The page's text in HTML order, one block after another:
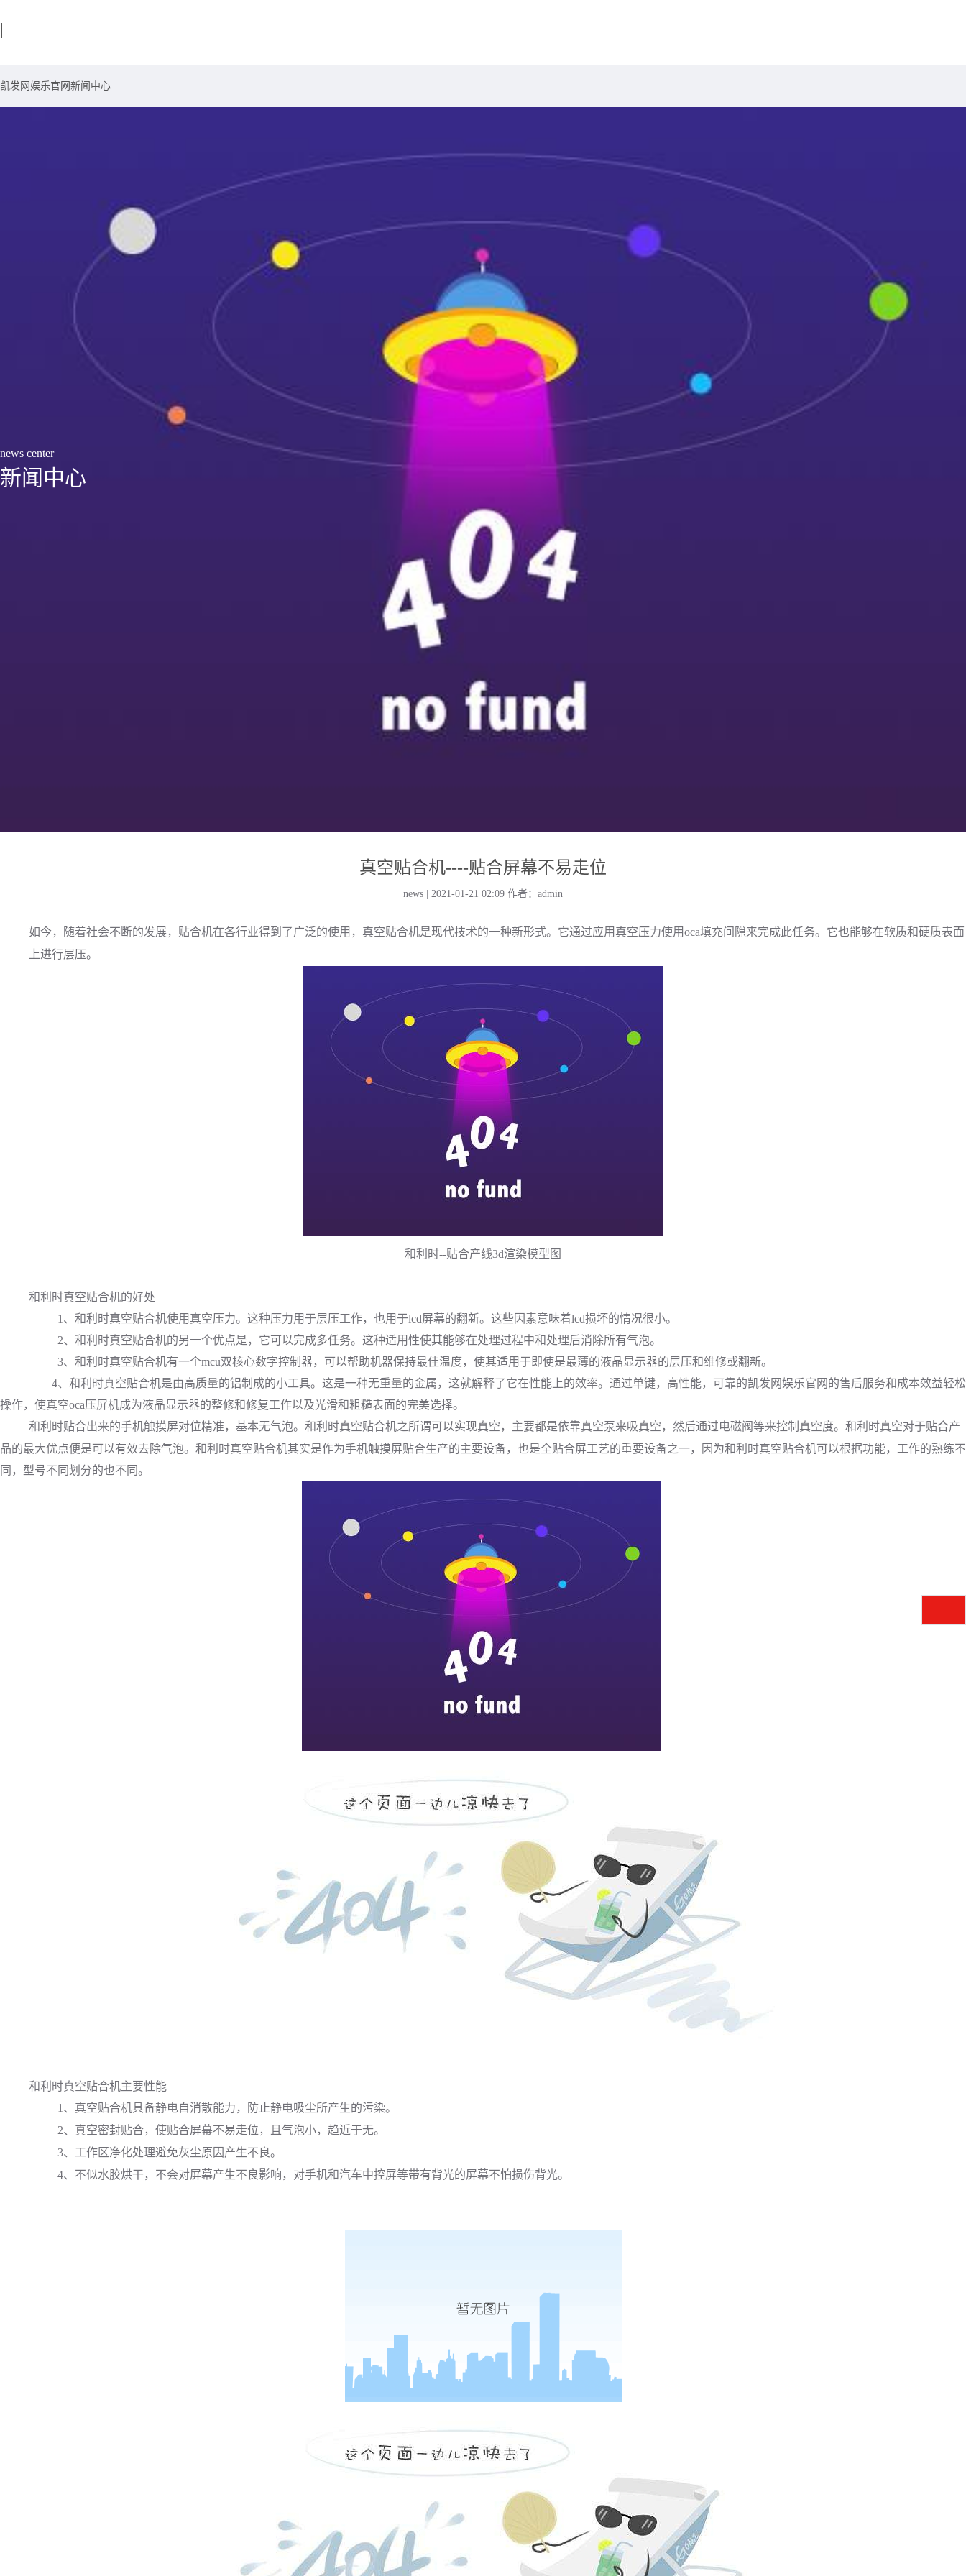
|
凯发网娱乐官网 新闻中心
news center
新闻中心
真空贴合机----贴合屏幕不易走位
news | 2021-01-21 02:09 作者：admin
如今，随着社会不断的发展，贴合机在各行业得到了广泛的使用，真空贴合机是现代技术的一种新形式。它通过应用真空压力使用oca填充间隙来完成此任务。它也能够在软质和硬质表面
上进行层压。
和利时--贴合产线3d渲染模型图
和利时真空贴合机的好处
1、 和利时真空贴合机使用真空压力。这种压力用于层压工作，也用于lcd屏幕的翻新。这些因素意味着lcd损坏的情况很小。
2、 和利时真空贴合机的另一个优点是，它可以完成多任务。这种适用性使其能够在处理过程中和处理后消除所有气泡。
3、 和利时真空贴合机有一个mcu双核心数字控制器，可以帮助机器保持最佳温度，使其适用于即使是最薄的液晶显示器的层压和维修或翻新。
4、 和利时真空贴合机是由高质量的铝制成的小工具。这是一种无重量的金属，这就解释了它在性能上的效率。通过单键，高性能，可靠的凯发网娱乐官网的售后服务和成本效益轻松
操作，使真空oca压屏机成为液晶显示器的整修和修复工作以及光滑和粗糙表面的完美选择。
和利时贴合出来的手机触摸屏对位精准，基本无气泡。 和利时真空贴合机之所谓可以实现真空，主要都是依靠真空泵来吸真空，然后通过电磁阀等来控制真空度。 和利时真空对于贴合产
品的最大优点便是可以有效去除气泡。 和利时真空贴合机其实是作为手机触摸屏贴合生产的主要设备，也是全贴合屏工艺的重要设备之一，因为和利时真空贴合机可以根据功能，工作的熟练不
同，型号不同划分的也不同。
和利时真空贴合机主要性能
1、真空贴合机具备静电自消散能力，防止静电吸尘所产生的污染。
2、真空密封贴合，使贴合屏幕不易走位，且气泡小，趋近于无。
3、工作区净化处理避免灰尘原因产生不良。
4、不似水胶烘干，不会对屏幕产生不良影响，对手机和汽车中控屏等带有背光的屏幕不怕损伤背光。